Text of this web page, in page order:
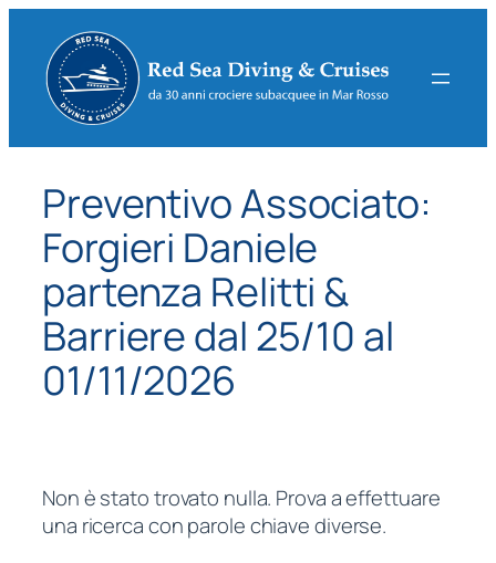
contenuto
Preventivo Associato:
Forgieri Daniele
partenza Relitti &
Barriere dal 25/10 al
01/11/2026
Non è stato trovato nulla. Prova a effettuare
una ricerca con parole chiave diverse.